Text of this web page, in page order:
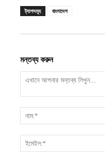
ট্যাগসমূহ বাংলাদেশ
মন্তব্য করুন